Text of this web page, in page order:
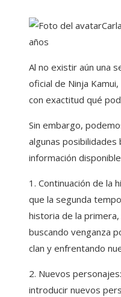
años
Al no existir aún una
oficial de Ninja
con exactitud qué
Sin embargo,
algunas posibilidades
información
1. Continuación de la
que la segunda
historia de la primera,
buscando venganza
clan y enfrentando
2. Nuevos
introducir nuevos